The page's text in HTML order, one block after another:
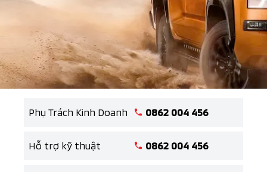
tài chính trị giá 35 triệu
đồng và quà tặng đặc biệt
cho Mitsubishi...
Phụ Trách Kinh Doanh 0862 004 456
Hỗ trợ kỹ thuật 0862 004 456